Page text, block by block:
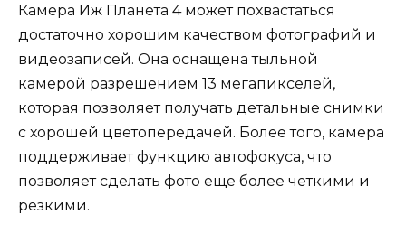
Камера Иж Планета 4 может похвастаться
достаточно хорошим качеством фотографий и
видеозаписей. Она оснащена тыльной
камерой разрешением 13 мегапикселей,
которая позволяет получать детальные снимки
с хорошей цветопередачей. Более того, камера
поддерживает функцию автофокуса, что
позволяет сделать фото еще более четкими и
резкими.